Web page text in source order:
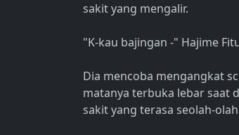
sakit yang mengalir.
"K-kau bajingan -" Hajime
Dia mencoba mengangkat
matanya terbuka lebar saat
sakit yang terasa seolah-